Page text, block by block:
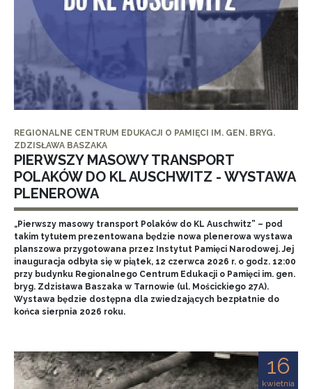
REGIONALNE CENTRUM EDUKACJI O PAMIĘCI IM. GEN. BRYG.
ZDZISŁAWA BASZAKA
PIERWSZY MASOWY TRANSPORT
POLAKÓW DO KL AUSCHWITZ - WYSTAWA
PLENEROWA
„Pierwszy masowy transport Polaków do KL Auschwitz” – pod
takim tytułem prezentowana będzie nowa plenerowa wystawa
planszowa przygotowana przez Instytut Pamięci Narodowej. Jej
inauguracja odbyła się w piątek, 12 czerwca 2026 r. o godz. 12:00
przy budynku Regionalnego Centrum Edukacji o Pamięci im. gen.
bryg. Zdzisława Baszaka w Tarnowie (ul. Mościckiego 27A).
Wystawa będzie dostępna dla zwiedzających bezpłatnie do
końca sierpnia 2026 roku.
16
kwietnia